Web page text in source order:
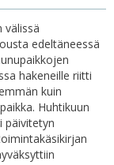
välissä
edeltäneessä
hakeneille riitti
kuin
Huhtikuun
päivitetyn